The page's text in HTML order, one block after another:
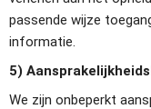
passende wijze
informatie.
5)
We zijn onbeperkt